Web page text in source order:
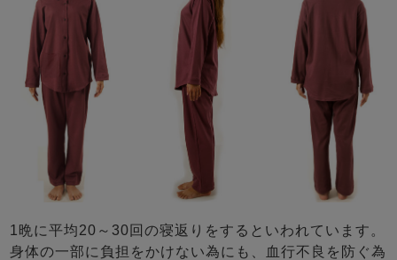
1晩に平均20～30回の寝返りをするといわれています。
身体の一部に負担をかけない為にも、血行不良を防ぐ為